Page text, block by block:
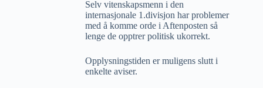
Selv vitenskapsmenn i den
internasjonale 1.divisjon har problemer
med å komme orde i Aftenposten så
lenge de opptrer politisk ukorrekt.
Opplysningstiden er muligens slutt i
enkelte aviser.